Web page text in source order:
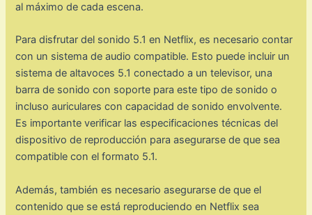
al máximo de cada escena.
Para disfrutar del sonido 5.1 en Netflix, es necesario contar
con un sistema de audio compatible. Esto puede incluir un
sistema de altavoces 5.1 conectado a un televisor, una
barra de sonido con soporte para este tipo de sonido o
incluso auriculares con capacidad de sonido envolvente.
Es importante verificar las especificaciones técnicas del
dispositivo de reproducción para asegurarse de que sea
compatible con el formato 5.1.
Además, también es necesario asegurarse de que el
contenido que se está reproduciendo en Netflix sea